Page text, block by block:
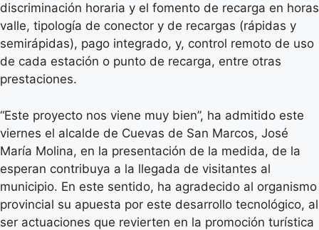
discriminación horaria y el fomento de recarga en horas
valle, tipología de conector y de recargas (rápidas y
semirápidas), pago integrado, y, control remoto de uso
de cada estación o punto de recarga, entre otras
prestaciones.
“Este proyecto nos viene muy bien”, ha admitido este
viernes el alcalde de Cuevas de San Marcos, José
María Molina, en la presentación de la medida, de la
esperan contribuya a la llegada de visitantes al
municipio. En este sentido, ha agradecido al organismo
provincial su apuesta por este desarrollo tecnológico, al
ser actuaciones que revierten en la promoción turística